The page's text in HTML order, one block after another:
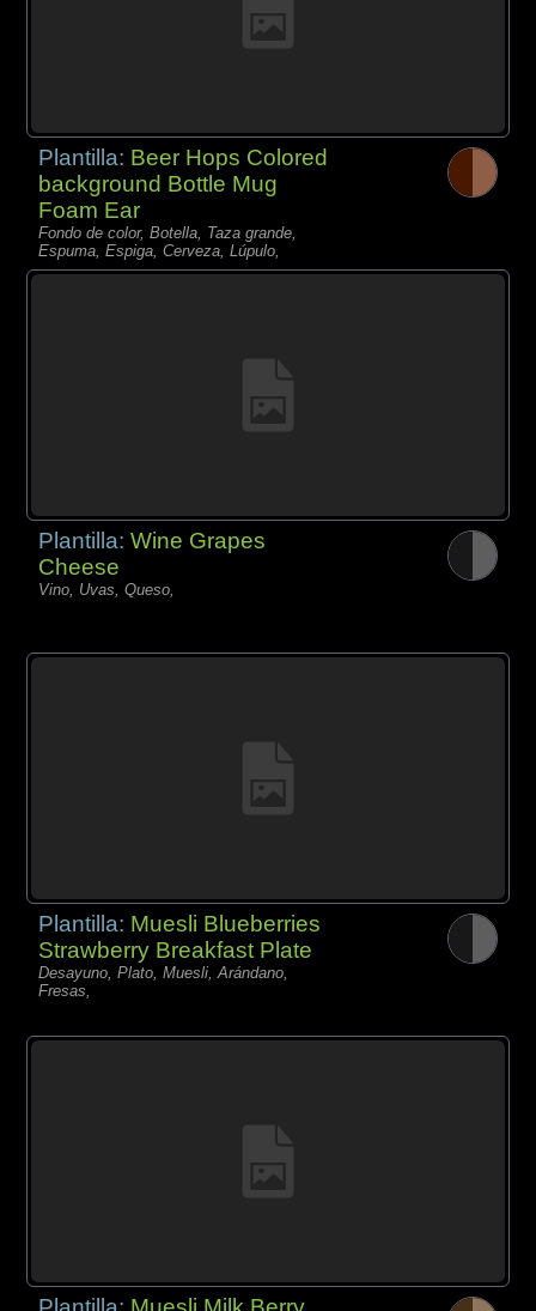
Plantilla: Beer Hops Colored
background Bottle Mug
Foam Ear
Fondo de color, Botella, Taza grande,
Espuma, Espiga, Cerveza, Lúpulo,
Plantilla:Wine Grapes
Cheese
Vino, Uvas, Queso,
Plantilla: Muesli Blueberries
Strawberry Breakfast Plate
Desayuno, Plato, Muesli, Arándano,
Fresas,